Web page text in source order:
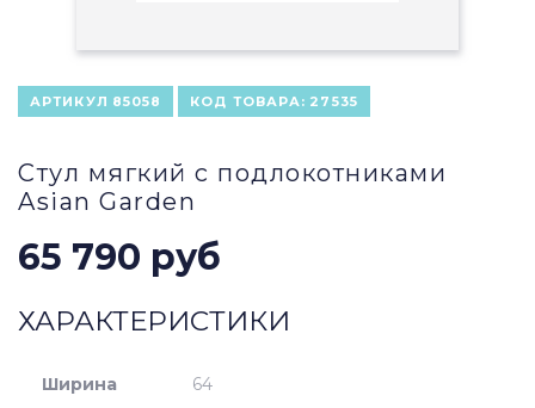
АРТИКУЛ 85058 КОД ТОВАРА: 27535
Стул мягкий с подлокотниками
Asian Garden
65 790 руб
ХАРАКТЕРИСТИКИ
Ширина 64